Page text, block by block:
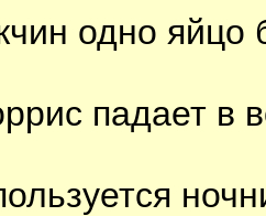
одно
падает в